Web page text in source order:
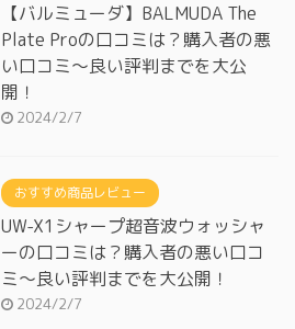
【バルミューダ】BALMUDA The
Plate Proの口コミは？購入者の悪
い口コミ～良い評判までを大公
開！
2024/2/7
おすすめ商品レビュー
UW-X1シャープ超音波ウォッシャ
ーの口コミは？購入者の悪い口コ
ミ～良い評判までを大公開！
2024/2/7